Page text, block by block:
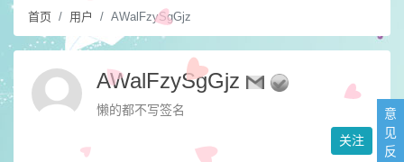
首页 用户 AWalFzySgGjz
AWalFzySgGjz
懒的都不写签名
关注
意
见
反